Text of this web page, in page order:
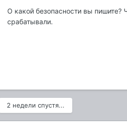
О какой безопасности вы
срабатывали.
2 недели спустя...